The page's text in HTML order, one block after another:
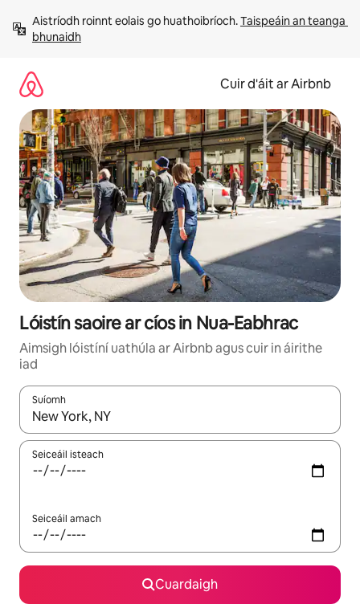
chuig
ábhar
Aistríodh roinnt eolais go huathoibríoch. Taispeáin an teanga
bhunaidh
Cuir d'áit ar Airbnb
Lóistín saoire ar cíos in Nua-Eabhrac
Aimsigh lóistíní uathúla ar Airbnb agus cuir in áirithe
iad
Suíomh
Nuair a bheidh torthaí ar fáil, déan nascleanúint le
Seiceáil isteach
Seiceáil amach
Cuardaigh